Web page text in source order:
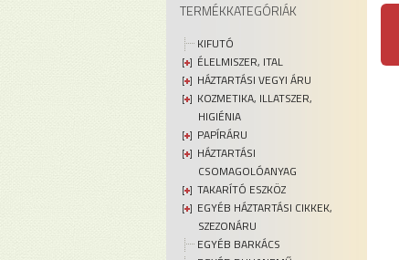
TERMÉKKATEGÓRIÁK
KIFUTÓ
ÉLELMISZER, ITAL
HÁZTARTÁSI VEGYI ÁRU
KOZMETIKA, ILLATSZER,
HIGIÉNIA
PAPÍRÁRU
HÁZTARTÁSI
CSOMAGOLÓANYAG
TAKARÍTÓ ESZKÖZ
EGYÉB HÁZTARTÁSI CIKKEK,
SZEZONÁRU
EGYÉB BARKÁCS